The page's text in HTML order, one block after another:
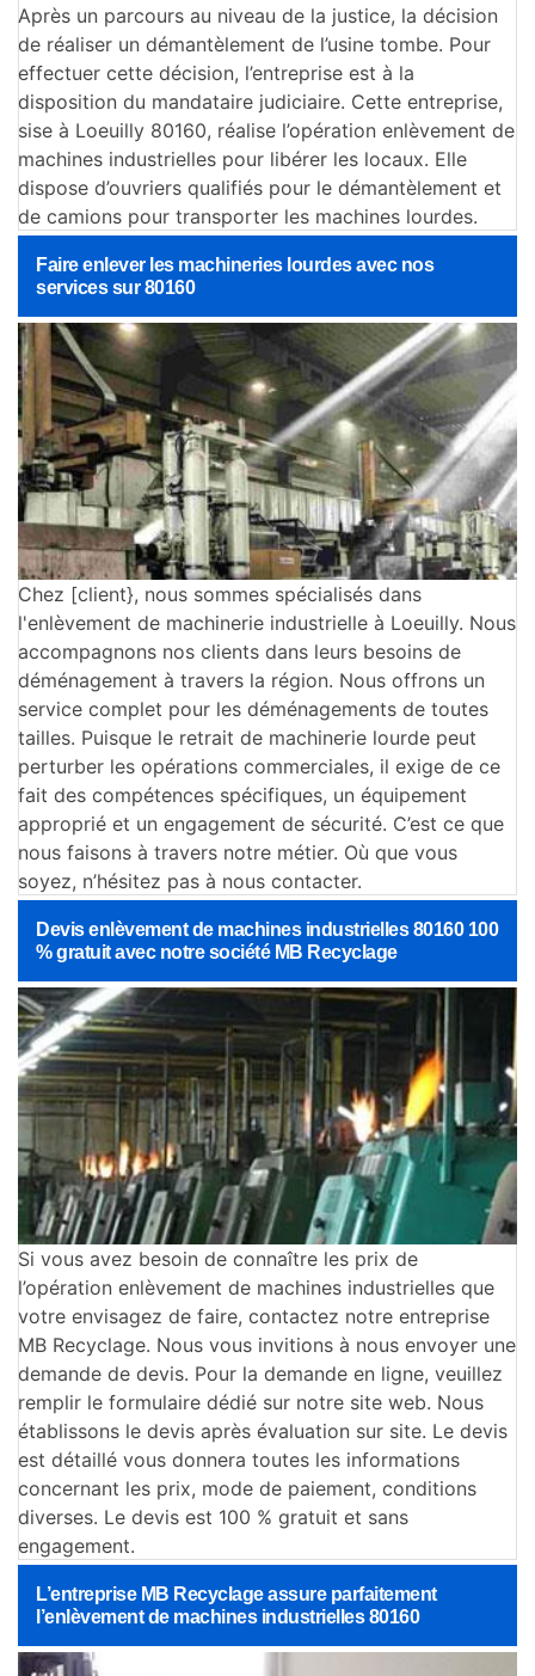
Après un parcours au niveau de la justice, la décision
de réaliser un démantèlement de l’usine tombe. Pour
effectuer cette décision, l’entreprise est à la
disposition du mandataire judiciaire. Cette entreprise,
sise à Loeuilly 80160, réalise l’opération enlèvement de
machines industrielles pour libérer les locaux. Elle
dispose d’ouvriers qualifiés pour le démantèlement et
de camions pour transporter les machines lourdes.
Faire enlever les machineries lourdes avec nos
services sur 80160
Chez [client}, nous sommes spécialisés dans
l'enlèvement de machinerie industrielle à Loeuilly. Nous
accompagnons nos clients dans leurs besoins de
déménagement à travers la région. Nous offrons un
service complet pour les déménagements de toutes
tailles. Puisque le retrait de machinerie lourde peut
perturber les opérations commerciales, il exige de ce
fait des compétences spécifiques, un équipement
approprié et un engagement de sécurité. C’est ce que
nous faisons à travers notre métier. Où que vous
soyez, n’hésitez pas à nous contacter.
Devis enlèvement de machines industrielles 80160 100
% gratuit avec notre société MB Recyclage
Si vous avez besoin de connaître les prix de
l’opération enlèvement de machines industrielles que
votre envisagez de faire, contactez notre entreprise
MB Recyclage. Nous vous invitions à nous envoyer une
demande de devis. Pour la demande en ligne, veuillez
remplir le formulaire dédié sur notre site web. Nous
établissons le devis après évaluation sur site. Le devis
est détaillé vous donnera toutes les informations
concernant les prix, mode de paiement, conditions
diverses. Le devis est 100 % gratuit et sans
engagement.
L’entreprise MB Recyclage assure parfaitement
l’enlèvement de machines industrielles 80160